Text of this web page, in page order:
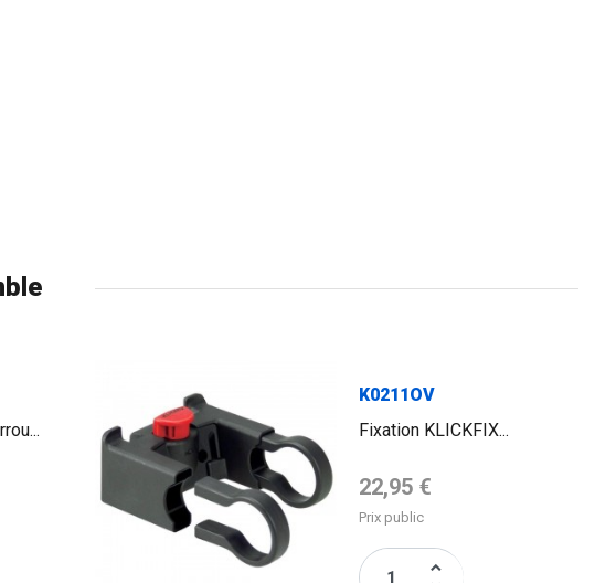
K0211OV
Fixation KLICKFIX...
Prix de base
22,95 €
Prix public
keyboard_arrow_up